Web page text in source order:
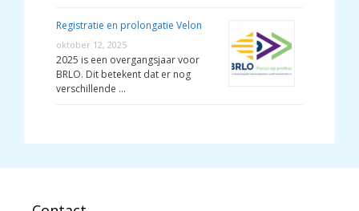
Registratie en prolongatie Velon
oktober 12, 2025
2025 is een overgangsjaar voor
BRLO. Dit betekent dat er nog
verschillende …